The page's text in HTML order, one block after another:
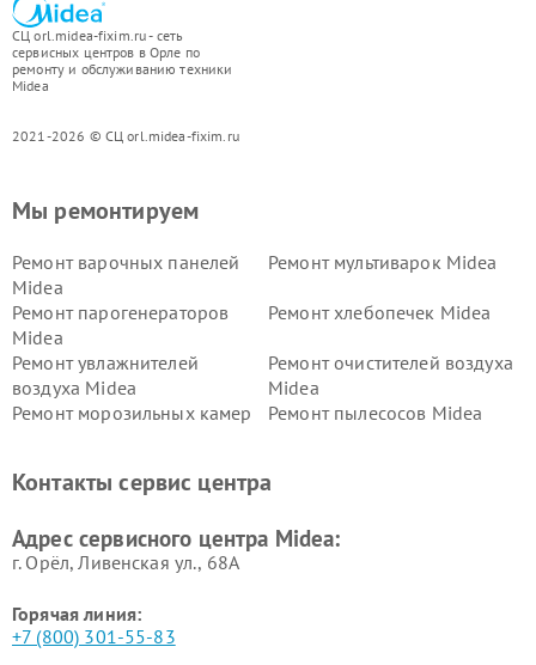
СЦ orl.midea-fixim.ru - сеть
сервисных центров в Орле по
ремонту и обслуживанию техники
Midea
2021-2026 © СЦ orl.midea-fixim.ru
Мы ремонтируем
Ремонт варочных панелей
Midea
Ремонт мультиварок Midea
Ремонт парогенераторов
Midea
Ремонт хлебопечек Midea
Ремонт увлажнителей
воздуха Midea
Ремонт очистителей воздуха
Midea
Ремонт морозильных камер
Ремонт пылесосов Midea
пылесосов Midea
Midea
Контакты сервис центра
Адрес сервисного центра Midea:
г. Орёл, Ливенская ул., 68А
Горячая линия:
+7 (800) 301-55-83